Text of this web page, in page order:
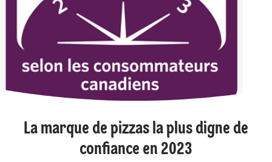
La marque de pizzas la plus digne de
confiance en 2023